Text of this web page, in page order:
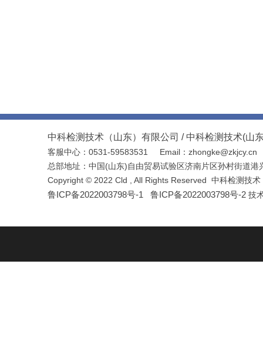
中科检测技术（山东）有限公司 / 中科检测技术(山
客服中心：0531-59583531 Email： zhongke@zkjcy.cn
总部地址 ： 中国(山东)自由贸易试验区济南片区孙村街道
Copyright © 2022 Cld , All Rights Reserved 中科检测技
鲁ICP备2022003798号-1 鲁ICP备2022003798号-2 技